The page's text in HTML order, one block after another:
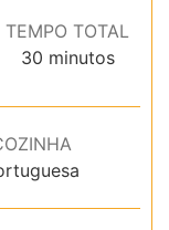
TEMPO TOTAL
30minutos
minutos